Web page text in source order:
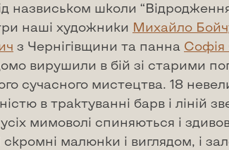
назвиськом школи
наші художники Михайло
з Чернігівщини та панна Софія
вирушили в бій зі старими
сучасного мистецтва. 18
в трактуванні барв і ліній
мимоволі спиняються і
скромні малюнки і виглядом, і